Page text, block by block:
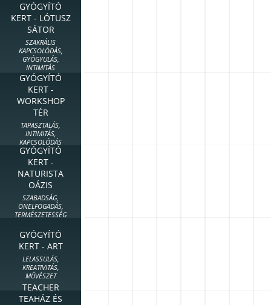
GYÓGYÍTÓ
KERT - LÓTUSZ
SÁTOR
SZAKRÁLIS
KAPCSOLÓDÁS,
GYÓGYULÁS,
INTIMITÁS
GYÓGYÍTÓ
KERT -
WORKSHOP
TÉR
TAPASZTALÁS,
INTIMITÁS,
KAPCSOLÓDÁS
GYÓGYÍTÓ
KERT -
NATURISTA
OÁZIS
SZABADSÁG,
ÖNELFOGADÁS,
TERMÉSZETESSÉG
GYÓGYÍTÓ
KERT - ART
LELASSULÁS,
KREATIVITÁS,
MŰVÉSZET
TEACHER
TEAHÁZ ÉS